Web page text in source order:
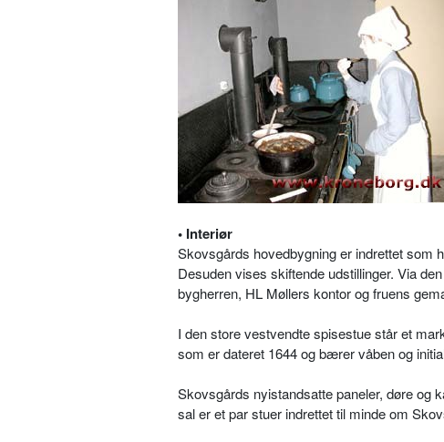
• Interiør
Skovsgårds hovedbygning er indrettet som
Desuden vises skiftende udstillinger. Via
bygherren, HL Møllers kontor og fruens
I den store vestvendte spisestue står et
som er dateret 1644 og bærer våben og
Skovsgårds nyistandsatte paneler, døre og
sal er et par stuer indrettet til minde om